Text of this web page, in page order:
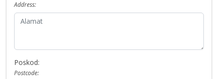
Address:
Poskod:
Postcode: